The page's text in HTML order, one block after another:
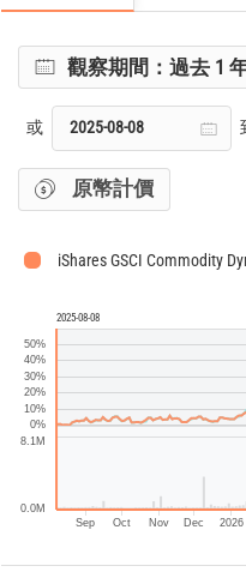
觀察期間：過去 1
或
原幣計價
iShares GSCI Commodity
2025-08-08
Sep Oct Nov Dec 2026
0.0M
8.1M
0%
10%
20%
30%
40%
50%